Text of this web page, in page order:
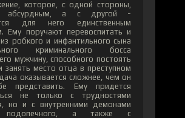
которое, с одной стороны,
абсурдным, а с другой -
для него единственным
Ему поручают перевоспитать и
робкого и инфантильного сына
криминального босса
мужчину, способного постоять
занять место отца в преступном
оказывается сложнее, чем он
представить. Ему придется
не только с трудностями
но и с внутренними демонами
подопечного, а также с